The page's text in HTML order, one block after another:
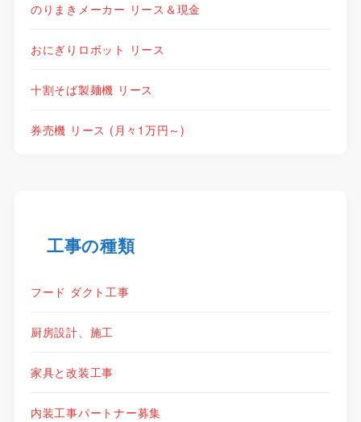
のりまきメーカー リース＆現金
おにぎりロボット リース
十割そば製麺機 リース
券売機 リース (月々1万円～)
工事の種類
フード ダクト工事
厨房設計、施工
家具と改装工事
内装工事パートナー募集